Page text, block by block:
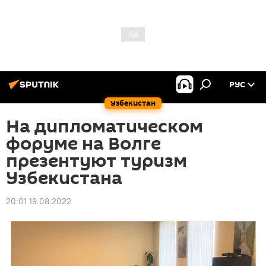
Узбекистан
РУС
На дипломатическом
форуме на Волге
презентуют туризм
Узбекистана
20:01 19.08.2022